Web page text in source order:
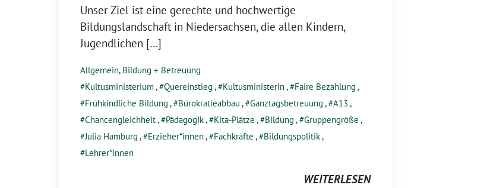
Unser Ziel ist eine gerechte und hochwertige
Bildungslandschaft in Niedersachsen, die allen Kindern,
Jugendlichen […]
Allgemein, Bildung + Betreuung
Kultusministerium, Quereinstieg , Kultusministerin, Faire Bezahlung ,
Frühkindliche Bildung , Bürokratieabbau , Ganztagsbetreuung , A13 ,
Chancengleichheit, Pädagogik, Kita-Plätze , Bildung , Gruppengröße ,
Julia Hamburg , Erzieher*innen, Fachkräfte , Bildungspolitik,
Lehrer*innen
WEITERLESEN